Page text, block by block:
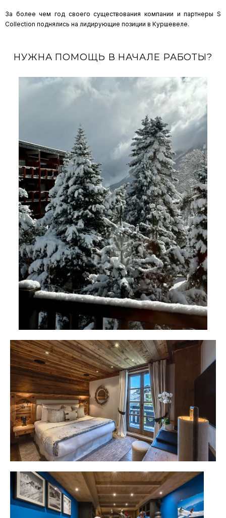
За более чем год своего существования компании и партнеры S
Collection поднялись на лидирующие позиции в Куршевеле.
НУЖНА ПОМОЩЬ В НАЧАЛЕ РАБОТЫ?